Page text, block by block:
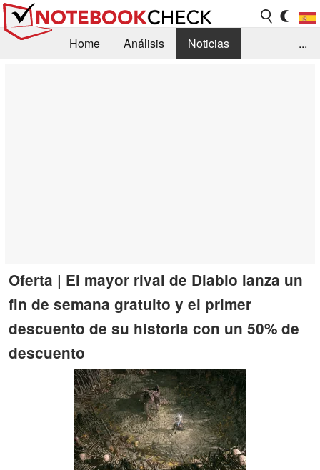
Home Análisis
Noticias
...
Oferta | El mayor rival de Diablo lanza un
fin de semana gratuito y el primer
descuento de su historia con un 50% de
descuento